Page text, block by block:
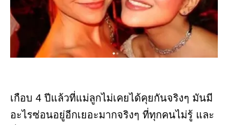
เกือบ 4 ปีแล้วที่แม่ลูกไม่เคยได้คุยกันจริงๆ มันมี
อะไรซ่อนอยู่อีกเยอะมากจริงๆ ที่ทุกคนไม่รู้ และ